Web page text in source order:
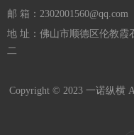
邮 箱： 2302001560@qq.com
地 址：佛山市顺德区伦教霞
二
Copyright © 2023 一诺纵横